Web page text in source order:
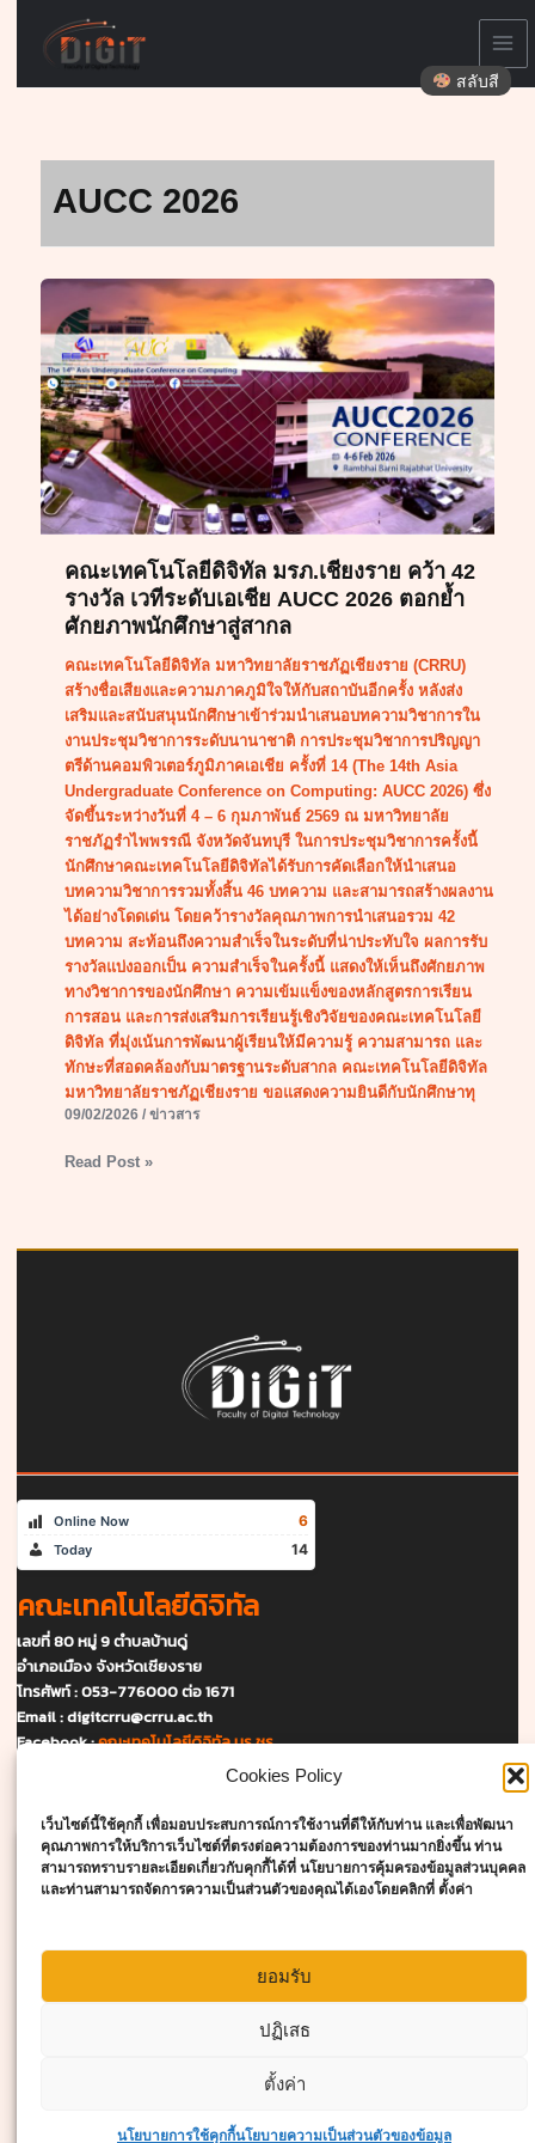
Cookies Policy
เว็บไซต์นี้ใช้คุกกี้ เพื่อมอบประสบการณ์การใช้งานที่ดีให้กับท่าน และเพื่อพัฒนา
คุณภาพการให้บริการเว็บไซต์ที่ตรงต่อความต้องการของท่านมากยิ่งขึ้น ท่าน
สามารถทราบรายละเอียดเกี่ยวกับคุกกี้ได้ที่ นโยบายการคุ้มครองข้อมูลส่วนบุคคล
และท่านสามารถจัดการความเป็นส่วนตัวของคุณได้เองโดยคลิกที่ ตั้งค่า
ยอมรับ
ปฏิเสธ
ตั้งค่า
นโยบายการใช้คุกกี้นโยบายความเป็นส่วนตัวของข้อมูล
content
AUCC 2026
คณะเทคโนโลยีดิจิทัล มรภ.เชียงราย คว้า 42
รางวัล เวทีระดับเอเชีย AUCC 2026 ตอกย้ำ
ศักยภาพนักศึกษาสู่สากล
คณะเทคโนโลยีดิจิทัล มหาวิทยาลัยราชภัฏเชียงราย (CRRU)
สร้างชื่อเสียงและความภาคภูมิใจให้กับสถาบันอีกครั้ง หลังส่ง
เสริมและสนับสนุนนักศึกษาเข้าร่วมนำเสนอบทความวิชาการใน
งานประชุมวิชาการระดับนานาชาติ การประชุมวิชาการปริญญา
ตรีด้านคอมพิวเตอร์ภูมิภาคเอเชีย ครั้งที่ 14 (The 14th Asia
Undergraduate Conference on Computing: AUCC 2026) ซึ่ง
จัดขึ้นระหว่างวันที่ 4 – 6 กุมภาพันธ์ 2569 ณ มหาวิทยาลัย
ราชภัฏรำไพพรรณี จังหวัดจันทบุรี ในการประชุมวิชาการครั้งนี้
นักศึกษาคณะเทคโนโลยีดิจิทัลได้รับการคัดเลือกให้นำเสนอ
บทความวิชาการรวมทั้งสิ้น 46 บทความ และสามารถสร้างผลงาน
ได้อย่างโดดเด่น โดยคว้ารางวัลคุณภาพการนำเสนอรวม 42
บทความ สะท้อนถึงความสำเร็จในระดับที่น่าประทับใจ ผลการรับ
รางวัลแบ่งออกเป็น ความสำเร็จในครั้งนี้ แสดงให้เห็นถึงศักยภาพ
ทางวิชาการของนักศึกษา ความเข้มแข็งของหลักสูตรการเรียน
การสอน และการส่งเสริมการเรียนรู้เชิงวิจัยของคณะเทคโนโลยี
ดิจิทัล ที่มุ่งเน้นการพัฒนาผู้เรียนให้มีความรู้ ความสามารถ และ
ทักษะที่สอดคล้องกับมาตรฐานระดับสากล คณะเทคโนโลยีดิจิทัล
มหาวิทยาลัยราชภัฏเชียงราย ขอแสดงความยินดีกับนักศึกษาทุ
09/02/2026 / ข่าวสาร
คณะ
เทคโนโลยี
ดิจิทัล
มรภ.เชียงราย
คว้า
42
รางวัล
เวที
ระดับ
เอเชีย
2026
ตอกย้ำ
ศักยภาพ
สู่
สากล
Read Post »
Online Now 6
Today 14
คณะเทคโนโลยีดิจิทัล
เลขที่ 80 หมู่ 9 ตำบลบ้านดู่
อำเภอเมือง จังหวัดเชียงราย
โทรศัพท์ : 053-776000 ต่อ 1671
Email :digitcrru@crru.ac.th
Facebook :คณะเทคโนโลยีดิจิทัล มร.ชร.
แผนที่และการเดินทาง
Click to accept marketing cookies and
enable this content
สลับสี